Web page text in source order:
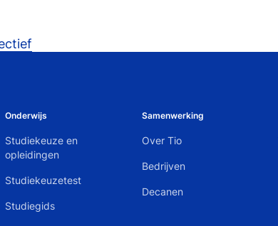
Onderwijs
Studiekeuze en
opleidingen
Studiekeuzetest
Studiegids
Samenwerking
Over Tio
Bedrijven
Decanen